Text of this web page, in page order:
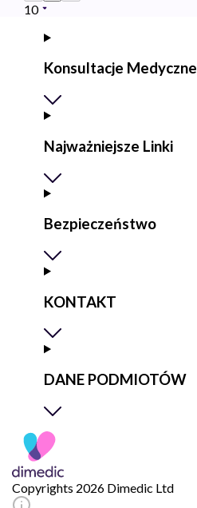
10
Konsultacje Medyczne
Najważniejsze Linki
Bezpieczeństwo
KONTAKT
DANE PODMIOTÓW
Copyrights 2026 Dimedic Ltd